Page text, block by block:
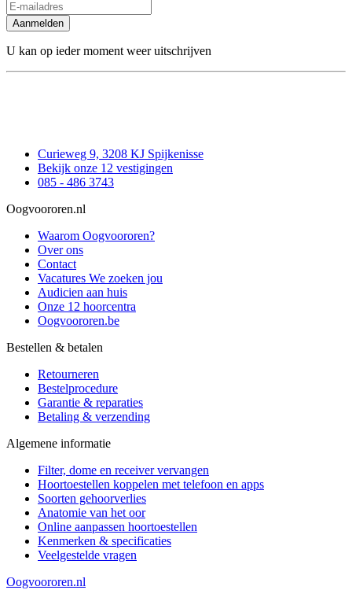
Aanmelden
U kan op ieder moment weer uitschrijven
Curieweg 9, 3208 KJ Spijkenisse
Bekijk onze 12 vestigingen
085 - 486 3743
Oogvoororen.nl
Waarom Oogvoororen?
Over ons
Contact
Vacatures We zoeken jou
Audicien aan huis
Onze 12 hoorcentra
Oogvoororen.be
Bestellen & betalen
Retourneren
Bestelprocedure
Garantie & reparaties
Betaling & verzending
Algemene informatie
Filter, dome en receiver vervangen
Hoortoestellen koppelen met telefoon en apps
Soorten gehoorverlies
Anatomie van het oor
Online aanpassen hoortoestellen
Kenmerken & specificaties
Veelgestelde vragen
Oogvoororen.nl